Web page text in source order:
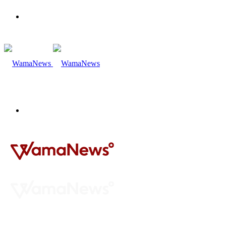
for